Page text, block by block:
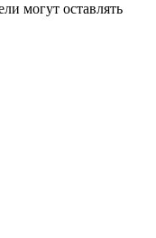
могут оставлять